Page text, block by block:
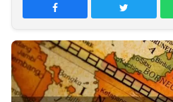
TREETAN
INDONESIA
Partner